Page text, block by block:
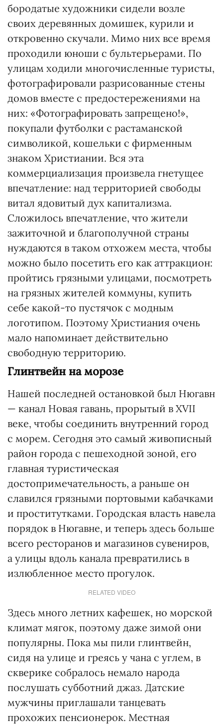
бородатые художники сидели возле
своих деревянных домишек, курили и
откровенно скучали. Мимо них все время
проходили юноши с бультерьерами. По
улицам ходили многочисленные туристы,
фотографировали разрисованные стены
домов вместе с предостережениями на
них: «Фотографировать запрещено!»,
покупали футболки с растаманской
символикой, кошельки с фирменным
знаком Христиании. Вся эта
коммерциализация произвела гнетущее
впечатление: над территорией свободы
витал ядовитый дух капитализма.
Сложилось впечатление, что жители
зажиточной и благополучной страны
нуждаются в таком отхожем места, чтобы
можно было посетить его как аттракцион:
пройтись грязными улицами, посмотреть
на грязных жителей коммуны, купить
себе какой-то пустячок с модным
логотипом. Поэтому Христиания очень
мало напоминает действительно
свободную территорию.
Глинтвейн на морозе
Нашей последней остановкой был Нюгавн
— канал Новая гавань, прорытый в XVII
веке, чтобы соединить внутренний город
с морем. Сегодня это самый живописный
район города с пешеходной зоной, его
главная туристическая
достопримечательность, а раньше он
славился грязными портовыми кабачками
и проститутками. Городская власть навела
порядок в Нюгавне, и теперь здесь больше
всего ресторанов и магазинов сувениров,
а улицы вдоль канала превратились в
излюбленное место прогулок.
RELATED VIDEO
Здесь много летних кафешек, но морской
климат мягок, поэтому даже зимой они
популярны. Пока мы пили глинтвейн,
сидя на улице и греясь у чана с углем, в
скверике собралось немало народа
послушать субботний джаз. Датские
мужчины приглашали танцевать
прохожих пенсионерок. Местная